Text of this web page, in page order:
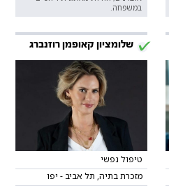
במשפחה.
שלומציון קאופמן רוזנברג
טיפול נפשי
מזכרת בתיה, תל אביב - יפו